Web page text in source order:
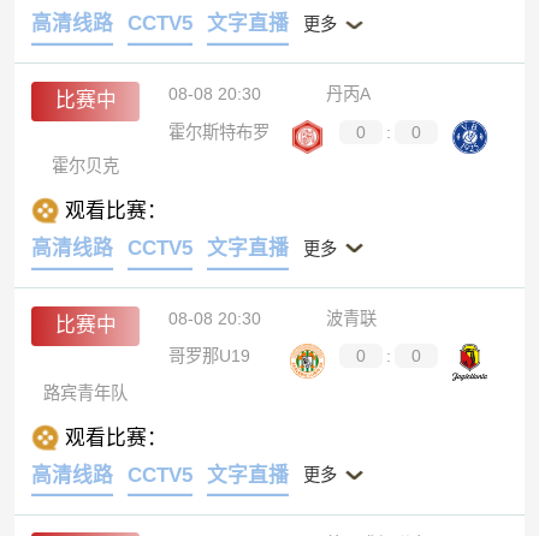
高清线路
CCTV5 文字直播 更多
比赛中 08-08 20:30
丹丙A
霍尔斯特布罗
0 :
0
霍尔贝克
观看比赛：
高清线路
CCTV5 文字直播 更多
比赛中 08-08 20:30
波青联
哥罗那U19
0 :
0
路宾青年队
观看比赛：
高清线路
CCTV5 文字直播 更多